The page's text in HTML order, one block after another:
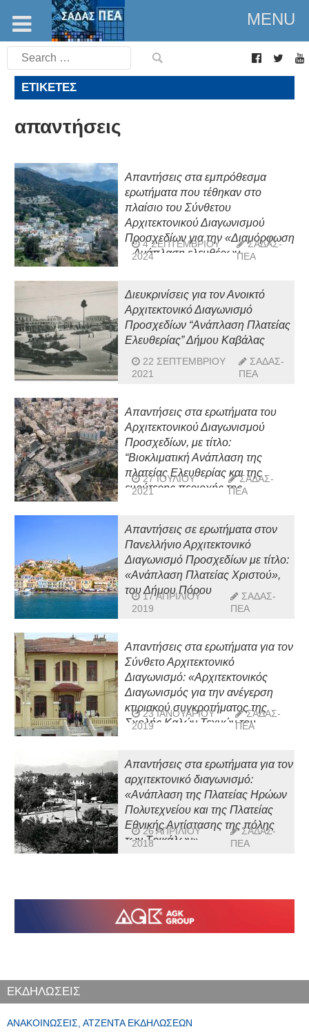
MENU
Search
for:
ΕΤΙΚΈΤΕΣ
απαντήσεις
Απαντήσεις στα εμπρόθεσμα
ερωτήματα που τέθηκαν στο
πλαίσιο του Σύνθετου
Αρχιτεκτονικού Διαγωνισμού
Προσχεδίων για την «Διαμόρφωση
– Ανάπλαση ελευθέρων
πλατειών οικισμού Φόδελε»
4 ΣΕΠΤΕΜΒΡΊΟΥ
2024
ΣΑΔΑΣ-
ΠΕΑ
Διευκρινίσεις για τον Ανοικτό
Αρχιτεκτονικό Διαγωνισμό
Προσχεδίων “Ανάπλαση Πλατείας
Ελευθερίας” Δήμου Καβάλας
22 ΣΕΠΤΕΜΒΡΊΟΥ
2021
ΣΑΔΑΣ-
ΠΕΑ
Απαντήσεις στα ερωτήματα του
Αρχιτεκτονικού Διαγωνισμού
Προσχεδίων, με τίτλο:
“Βιοκλιματική Ανάπλαση της
πλατείας Ελευθερίας και της
ευρύτερης περιοχής της
27 ΙΟΥΛΊΟΥ
2021
ΣΑΔΑΣ-
ΠΕΑ
Απαντήσεις σε ερωτήματα στον
Πανελλήνιο Αρχιτεκτονικό
Διαγωνισμό Προσχεδίων με τίτλο:
«Ανάπλαση Πλατείας Χριστού»,
του Δήμου Πόρου
17 ΑΠΡΙΛΊΟΥ
2019
ΣΑΔΑΣ-
ΠΕΑ
Απαντήσεις στα ερωτήματα για τον
Σύνθετο Αρχιτεκτονικό
Διαγωνισμό: «Αρχιτεκτονικός
Διαγωνισμός για την ανέγερση
κτιριακού συγκροτήματος της
Σχολής Καλών Τεχνών του
23 ΙΑΝΟΥΑΡΊΟΥ
2019
ΣΑΔΑΣ-
ΠΕΑ
Απαντήσεις στα ερωτήματα για τον
αρχιτεκτονικό διαγωνισμό:
«Ανάπλαση της Πλατείας Ηρώων
Πολυτεχνείου και της Πλατείας
Εθνικής Αντίστασης της πόλης
των Τρικάλων»
26 ΑΠΡΙΛΊΟΥ
2018
ΣΑΔΑΣ-
ΠΕΑ
ΕΚΔΗΛΩΣΕΙΣ
ΑΝΑΚΟΙΝΏΣΕΙΣ, ΑΤΖΈΝΤΑ ΕΚΔΗΛΏΣΕΩΝ